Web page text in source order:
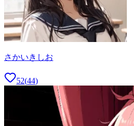
さかいきしお
52(44)